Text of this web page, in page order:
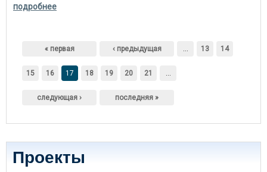
подробнее
Страницы
« первая ‹ предыдущая … 13 14
15 16 17 18 19 20 21 …
следующая › последняя »
Проекты